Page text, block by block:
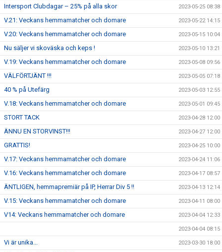
Intersport Clubdagar – 25% på alla skor 2023-05-25 08:38
V.21: Veckans hemmamatcher och domare 2023-05-22 14:15
V.20: Veckans hemmamatcher och domare 2023-05-15 10:04
Nu säljer vi skoväska och keps ! 2023-05-10 13:21
V.19: Veckans hemmamatcher och domare 2023-05-08 09:56
VÄLFÖRTJÄNT !!! 2023-05-05 07:18
40 % på Utefärg 2023-05-03 12:55
V.18: Veckans hemmamatcher och domare 2023-05-01 09:45
STORT TACK 2023-04-28 12:00
ÄNNU EN STORVINST!!! 2023-04-27 12:00
GRATTIS! 2023-04-25 10:00
V.17: Veckans hemmamatcher och domare 2023-04-24 11:06
V.16: Veckans hemmamatcher och domare 2023-04-17 08:57
ÄNTLIGEN, hemmapremiär på IP, Herrar Div 5 !! 2023-04-13 12:14
V.15: Veckans hemmamatcher och domare 2023-04-11 08:00
V14: Veckans hemmamatcher och domare 2023-04-04 12:33
2023-04-04 08:15
Vi är unika... 2023-03-30 18:00